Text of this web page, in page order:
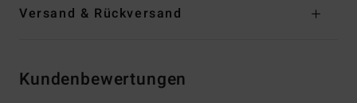
Versand & Rückversand
Kundenbewertungen